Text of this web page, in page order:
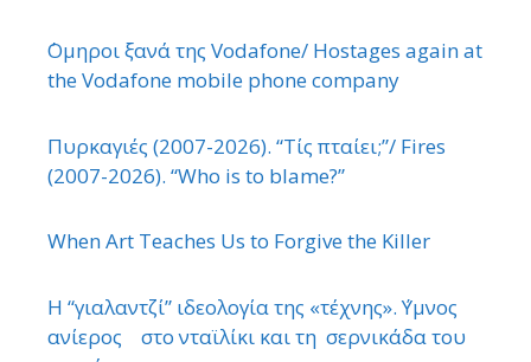
΄Ομηροι ξανά της Vodafone/ Hostages again at
the Vodafone mobile phone company
Πυρκαγιές (2007-2026). “Τίς πταίει;”/ Fires
(2007-2026). “Who is to blame?”
When Art Teaches Us to Forgive the Killer
Η “γιαλαντζί” ιδεολογία της «τέχνης». ΄Υμνος
ανίερος στο νταϊλίκι και τη σερνικάδα του